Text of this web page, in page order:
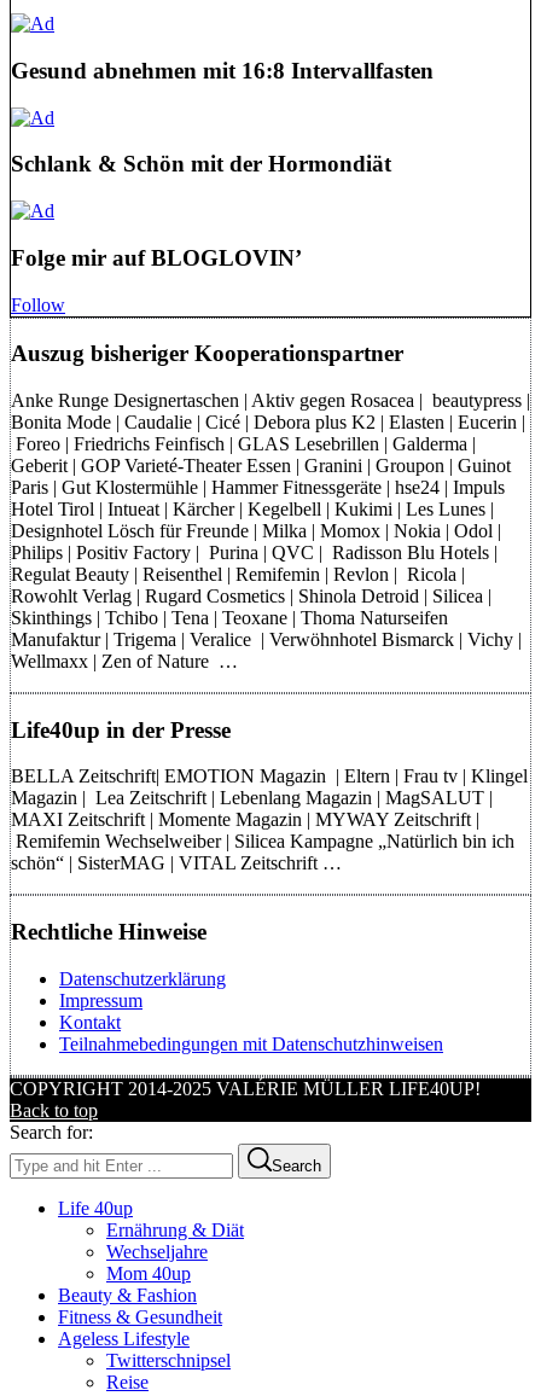
Gesund abnehmen mit 16:8 Intervallfasten
Schlank & Schön mit der Hormondiät
Folge mir auf BLOGLOVIN’
Follow
Auszug bisheriger Kooperationspartner
Anke Runge Designertaschen | Aktiv gegen Rosacea | beautypress |
Bonita Mode | Caudalie | Cicé | Debora plus K2 | Elasten | Eucerin |
Foreo | Friedrichs Feinfisch | GLAS Lesebrillen | Galderma |
Geberit | GOP Varieté-Theater Essen | Granini | Groupon | Guinot
Paris | Gut Klostermühle | Hammer Fitnessgeräte | hse24 | Impuls
Hotel Tirol | Intueat | Kärcher | Kegelbell | Kukimi | Les Lunes |
Designhotel Lösch für Freunde | Milka | Momox | Nokia | Odol |
Philips | Positiv Factory | Purina | QVC | Radisson Blu Hotels |
Regulat Beauty | Reisenthel | Remifemin | Revlon | Ricola |
Rowohlt Verlag | Rugard Cosmetics | Shinola Detroid | Silicea |
Skinthings | Tchibo | Tena | Teoxane | Thoma Naturseifen
Manufaktur | Trigema | Veralice | Verwöhnhotel Bismarck | Vichy |
Wellmaxx | Zen of Nature …
Life40up in der Presse
BELLA Zeitschrift| EMOTION Magazin | Eltern | Frau tv | Klingel
Magazin | Lea Zeitschrift | Lebenlang Magazin | MagSALUT |
MAXI Zeitschrift | Momente Magazin | MYWAY Zeitschrift |
Remifemin Wechselweiber | Silicea Kampagne „Natürlich bin ich
schön“ | SisterMAG | VITAL Zeitschrift …
Rechtliche Hinweise
Datenschutzerklärung
Impressum
Kontakt
Teilnahmebedingungen mit Datenschutzhinweisen
COPYRIGHT 2014-2025 VALÉRIE MÜLLER LIFE40UP!
Back to top
Search for:
Search
Life 40up
Ernährung & Diät
Wechseljahre
Mom 40up
Beauty & Fashion
Fitness & Gesundheit
Ageless Lifestyle
Twitterschnipsel
Reise